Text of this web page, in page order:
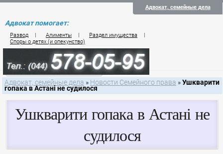
Адвокат, семейные дела
Адвокат помогает:
Развод | Алименты | Раздел имущества
|
Споры о детях (и опекунство)
Цены на услуги по семейному праву
Контакты семейного юриста
Адвокат, семейные дела » Новости Семейного права »Ушкварити
гопака в Астані не судилося
Ушкварити гопака в Астані не
судилося